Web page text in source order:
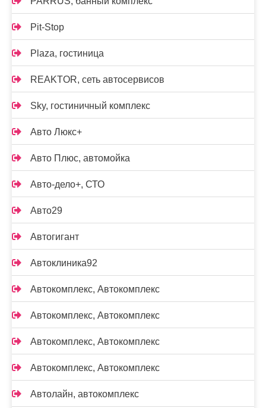
Pit-Stop
Plaza, гостиница
REAKTOR, сеть автосервисов
Sky, гостиничный комплекс
Авто Люкс+
Авто Плюс, автомойка
Авто-дело+, СТО
Авто29
Автогигант
Автоклиника92
Автокомплекс, Автокомплекс
Автокомплекс, Автокомплекс
Автокомплекс, Автокомплекс
Автокомплекс, Автокомплекс
Автолайн, автокомплекс